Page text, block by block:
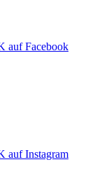
auf Facebook
auf Instagram